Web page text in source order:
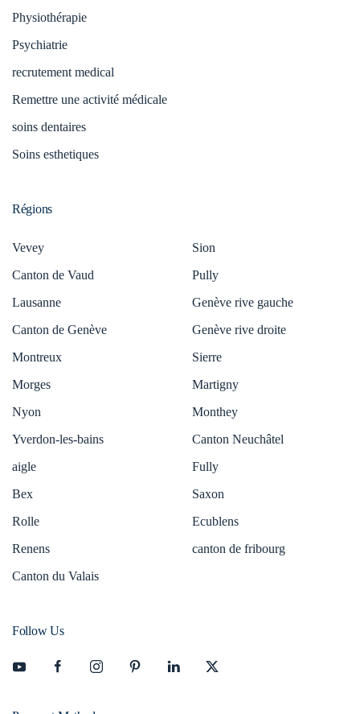
Physiothérapie
Psychiatrie
recrutement medical
Remettre une activité médicale
soins dentaires
Soins esthetiques
Régions
Vevey
Canton de Vaud
Lausanne
Canton de Genève
Montreux
Morges
Nyon
Yverdon-les-bains
aigle
Bex
Rolle
Renens
Canton du Valais
Sion
Pully
Genève rive gauche
Genève rive droite
Sierre
Martigny
Monthey
Canton Neuchâtel
Fully
Saxon
Ecublens
canton de fribourg
Follow Us